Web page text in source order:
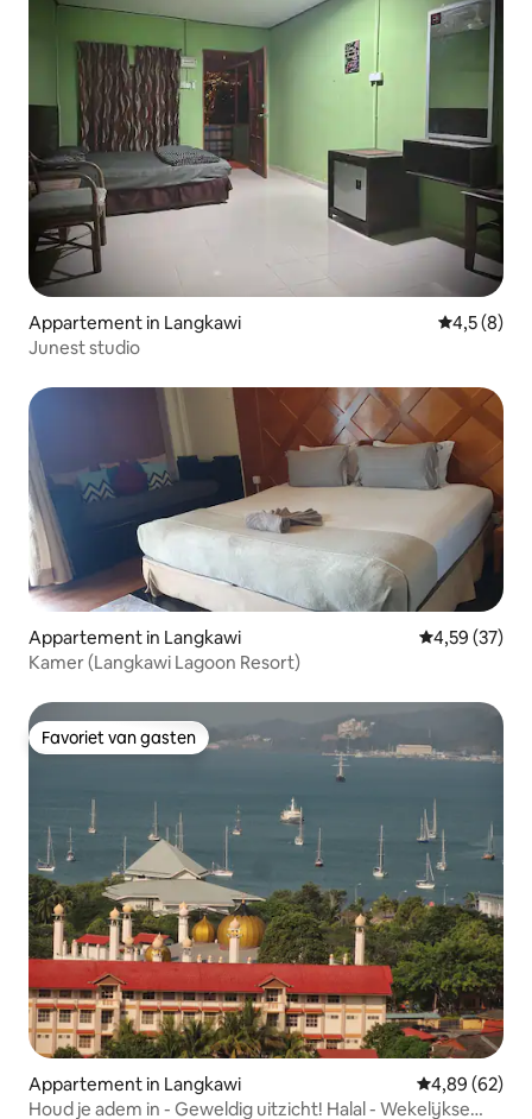
Appartement in Langkawi
4,5 (8)
Junest studio
Appartement in Langkawi Gemiddelde
4,59 (37)
Kamer (Langkawi Lagoon Resort)
Favoriet van gasten
Favoriet van gasten
Appartement in Langkawi Gemiddelde
4,89 (62)
Houd je adem in - Geweldig uitzicht! Halal - Wekelijkse